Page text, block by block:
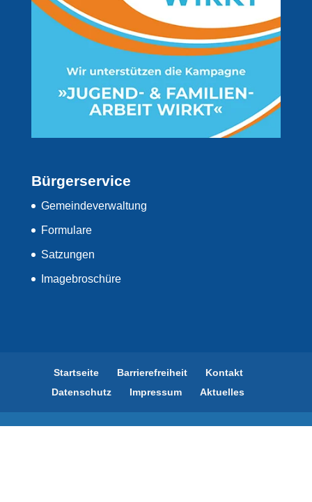
Bürgerservice
Gemeindeverwaltung
Formulare
Satzungen
Imagebroschüre
Startseite Barrierefreiheit
Kontakt
Datenschutz
Impressum Aktuelles